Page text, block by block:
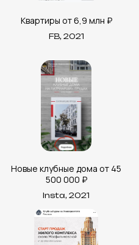
Квартиры от 6,9 млн ₽
FB, 2021
Новые клубные дома от 45
500 000 ₽
Insta, 2021